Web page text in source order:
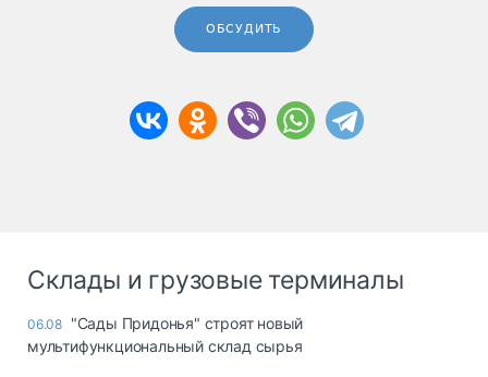
ОБСУДИТЬ
Склады и грузовые терминалы
06.08 "Сады Придонья" строят новый
мультифункциональный склад сырья